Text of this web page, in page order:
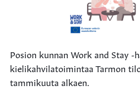
Posion kunnan Work and Stay -
kielikahvilatoimintaa Tarmon
tammikuuta alkaen.